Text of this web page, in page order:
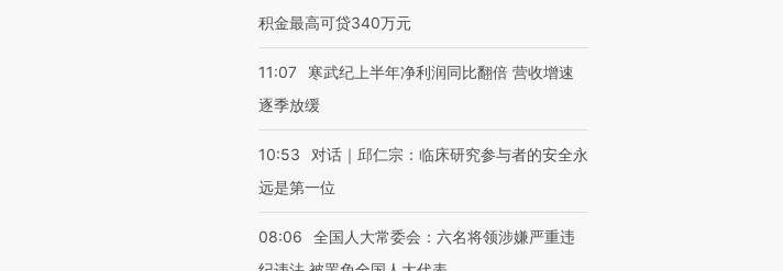
积金最高可贷340万元
11:07
寒武纪上半年净利润同比翻倍 营收增速
逐季放缓
10:53
对话｜邱仁宗：临床研究参与者的安全永
远是第一位
08:06
全国人大常委会：六名将领涉嫌严重违